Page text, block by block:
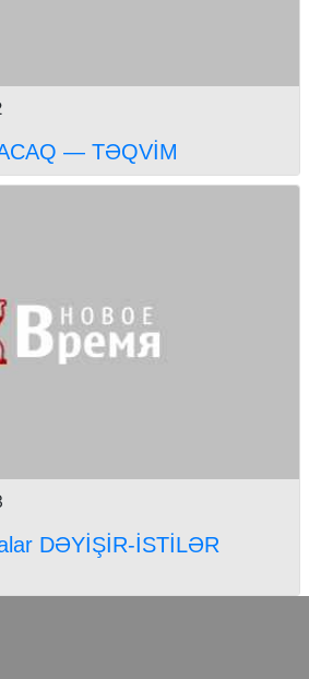
— TƏQVİM
DƏYİŞİR-İSTİLƏR